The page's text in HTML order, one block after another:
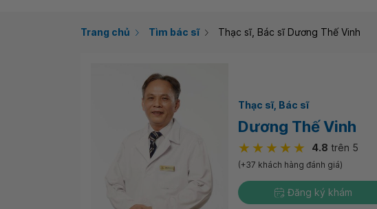
Trang chủ Tìm bác sĩ Thạc sĩ, Bác sĩ Dương Thế Vinh
Thạc sĩ Bác sĩ
Dương Thế Vinh
4.8 trên 5
(+37 khách hàng đánh giá)
Đăng ký khám